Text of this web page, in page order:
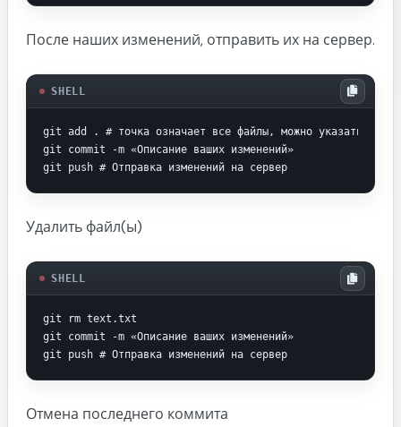
После наших изменений, отправить их на сервер.
SHELL
git add . # точка означает все файлы, можно указать
git commit -m «Описание ваших изменений»
git push # Отправка изменений на сервер
Удалить файл(ы)
SHELL
git rm text.txt
git commit -m «Описание ваших изменений»
git push # Отправка изменений на сервер
Отмена последнего коммита